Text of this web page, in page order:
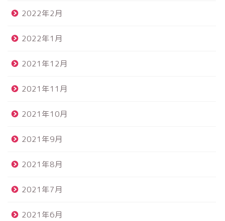
2022年2月
2022年1月
2021年12月
2021年11月
2021年10月
2021年9月
2021年8月
2021年7月
2021年6月